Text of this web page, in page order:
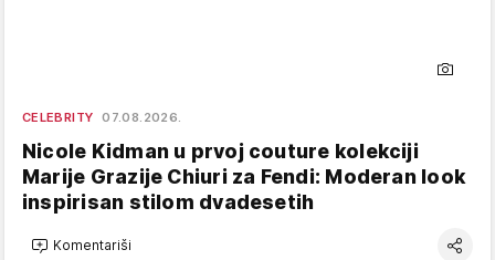
CELEBRITY 07.08.2026.
Nicole Kidman u prvoj couture kolekciji
Marije Grazije Chiuri za Fendi: Moderan look
inspirisan stilom dvadesetih
Komentariši